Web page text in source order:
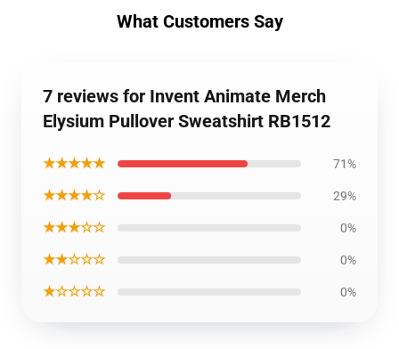
What Customers Say
7 reviews for Invent Animate Merch
Elysium Pullover Sweatshirt RB1512
★★★★★ 71%
★★★★☆ 29%
★★★☆☆ 0%
★★☆☆☆ 0%
★☆☆☆☆ 0%